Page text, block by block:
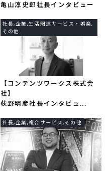
亀山淳史郎社長インタビュー
社長,企業,生活関連サービス・娯楽,
その他
【コンテンツワークス株式会
社】
荻野明彦社長インタビュ...
社長,企業,複合サービス,その他